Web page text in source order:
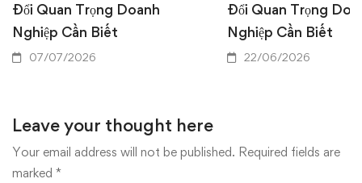
Đổi Quan Trọng Doanh
Nghiệp Cần Biết
07/07/2026
Đổi Quan Trọng
Nghiệp Cần Biết
22/06/2026
Leave your thought here
Your email address will not be published. Required fields are
marked *